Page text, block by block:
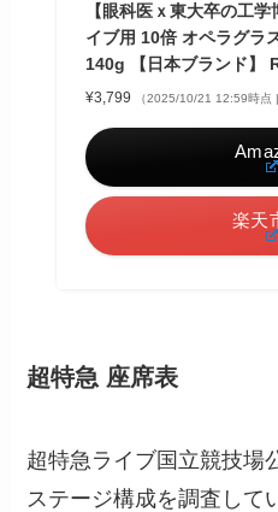
【眼科医ｘ東大卒の工
イブ用 10倍 オペラグラ
140g 【日本ブランド】
¥3,799 （2025/10/21 12:59時点
楽天
超特急 座席表
超特急ライブ国立競技場
ステージ構成を調査して